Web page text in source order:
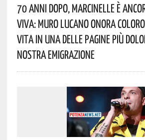
70 Anni Dopo, Marcinelle È
Viva: Muro Lucano Onora
Vita In Una Delle Pagine Più
Nostra Emigrazione